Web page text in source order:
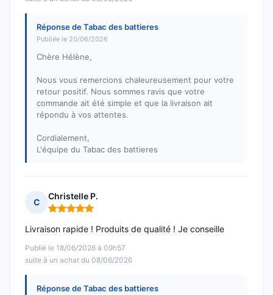
Réponse de Tabac des battieres
Publiée le 20/06/2026
Chère Hélène,
Nous vous remercions chaleureusement pour votre
retour positif. Nous sommes ravis que votre
commande ait été simple et que la livraison ait
répondu à vos attentes.
Cordialement,
L'équipe du Tabac des battieres
C
Christelle P.
Note : 5 sur 5
Publié le 18/06/2026 à 09h57
suite à un achat du 08/06/2026
Livraison rapide ! Produits de qualité ! Je conseille
Réponse de Tabac des battieres